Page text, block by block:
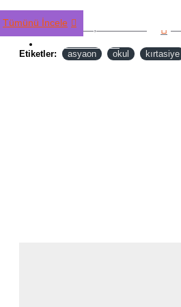
Tümünü İnceleAlışveriş Listeme Ekle
Etiketler: asyaon okul kırtasiye